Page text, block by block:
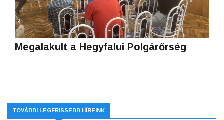
Megalakult a Hegyfalui Polgárőrség
TOVÁBBI LEGFRISSEBB HÍREINK